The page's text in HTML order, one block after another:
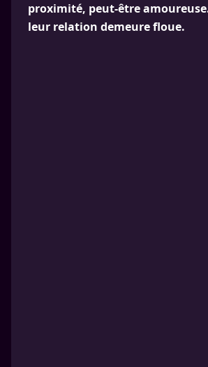
proximité, peut-être
leur relation demeure floue.